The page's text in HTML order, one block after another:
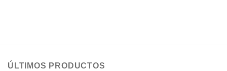
ÚLTIMOS PRODUCTOS